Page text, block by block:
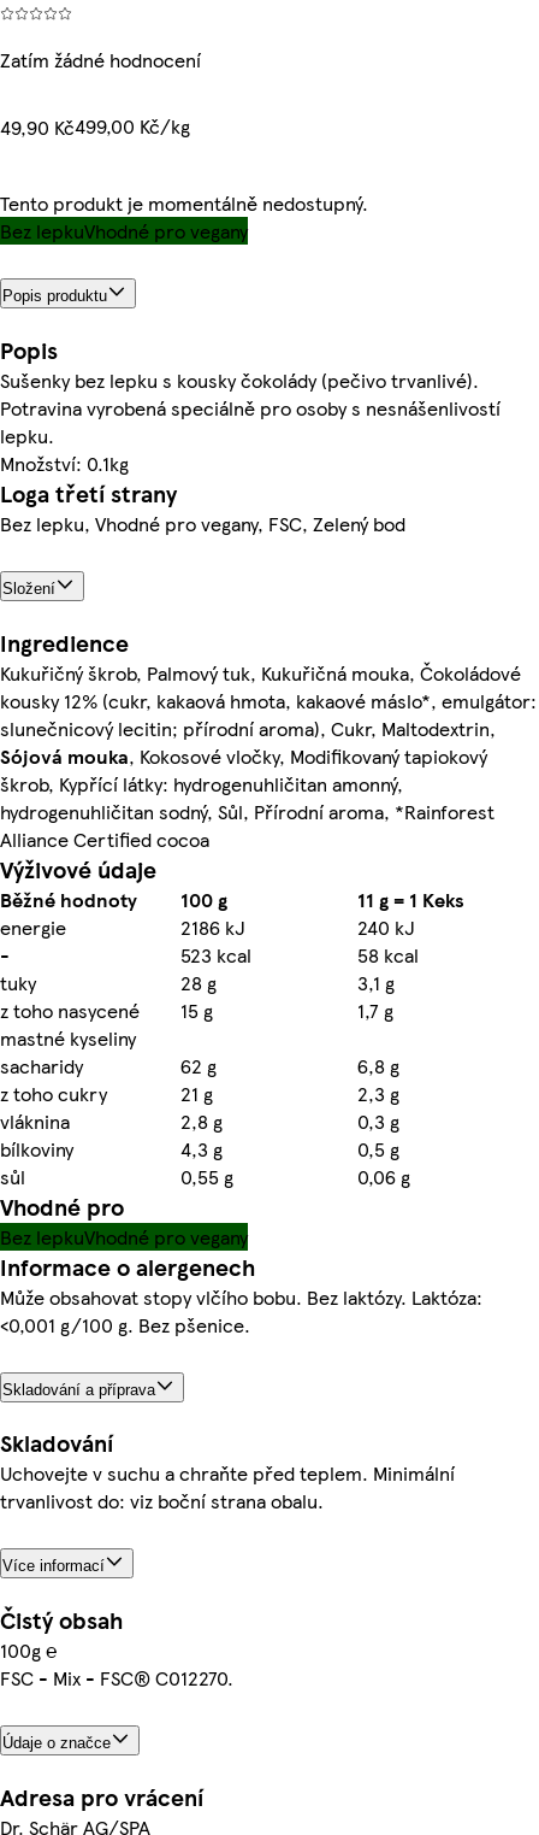
Zatím žádné hodnocení
49,90 Kč499,00 Kč/kg
Tento produkt je momentálně nedostupný.
Bez lepkuVhodné pro vegany
Popis produktu
Popis
Sušenky bez lepku s kousky čokolády (pečivo trvanlivé).
Potravina vyrobená speciálně pro osoby s nesnášenlivostí
lepku.
Množství: 0.1kg
Loga třetí strany
Bez lepku, Vhodné pro vegany, FSC, Zelený bod
Složení
Ingredience
Kukuřičný škrob, Palmový tuk, Kukuřičná mouka, Čokoládové
kousky 12% (cukr, kakaová hmota, kakaové máslo*, emulgátor:
slunečnicový lecitin; přírodní aroma), Cukr, Maltodextrin,
Sójová mouka, Kokosové vločky, Modifikovaný tapiokový
škrob, Kypřící látky: hydrogenuhličitan amonný,
hydrogenuhličitan sodný, Sůl, Přírodní aroma, *Rainforest
Alliance Certified cocoa
Výživové údaje
Běžné hodnoty 100 g
11 g = 1 Keks
energie
2186 kJ
240 kJ
-
523 kcal
58 kcal
tuky
28 g
3,1 g
z toho nasycené
mastné kyseliny
15 g
1,7 g
sacharidy
62 g
6,8 g
z toho cukry
21 g
2,3 g
vláknina
2,8 g
0,3 g
bílkoviny
4,3 g
0,5 g
sůl
0,55 g 0,06 g
Vhodné pro
Bez lepkuVhodné pro vegany
Informace o alergenech
Může obsahovat stopy vlčího bobu. Bez laktózy. Laktóza:
<0,001 g/100 g. Bez pšenice.
Skladování a příprava
Skladování
Uchovejte v suchu a chraňte před teplem. Minimální
trvanlivost do: viz boční strana obalu.
Více informací
Čistý obsah
100g ℮
FSC - Mix - FSC® C012270.
Údaje o značce
Adresa pro vrácení
Dr. Schär AG/SPA